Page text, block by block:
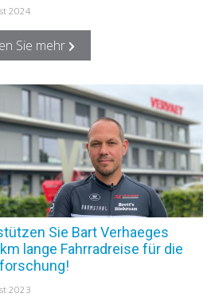
2024
Sie mehr
Sie Bart Verhaeges
lange Fahrradreise für die
2023